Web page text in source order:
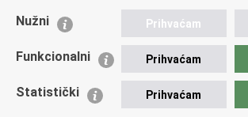
Udruge
Policijska akademija
Zaklada policijske solidarnosti
Nužni Prihvaćam
Funkcionalni Prihvaćam
Statistički Prihvaćam